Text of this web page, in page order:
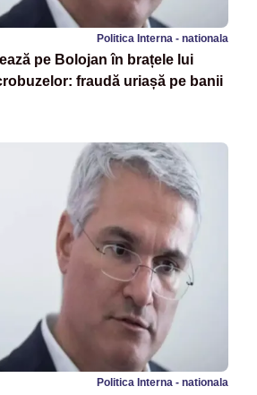
Politica Interna - nationala
pe Bolojan în brațele lui
fraudă uriașă pe banii
Politica Interna - nationala